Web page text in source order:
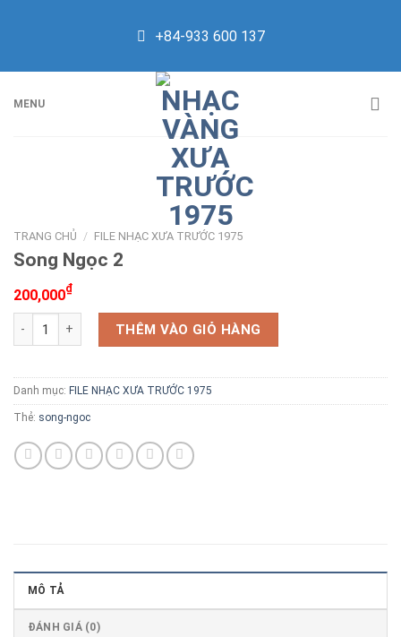
+84-933 600 137
MENU
TRANG CHỦ / FILE NHẠC XƯA TRƯỚC 1975
Song Ngọc 2
200,000₫
Song Ngọc 2 số lượng
THÊM VÀO GIỎ HÀNG
Danh mục: FILE NHẠC XƯA TRƯỚC 1975
Thẻ: song-ngoc
MÔ TẢ
ĐÁNH GIÁ (0)